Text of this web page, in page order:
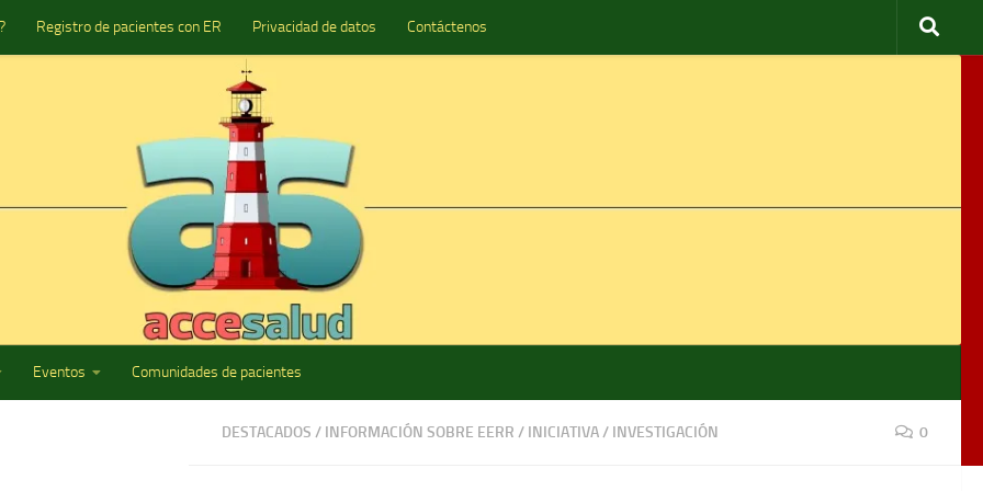
Registro de pacientes con ER Privacidad de datos Contáctenos
Eventos Comunidades de pacientes
DESTACADOS / INFORMACIÓN SOBRE EERR / INICIATIVA/ INVESTIGACIÓN 0